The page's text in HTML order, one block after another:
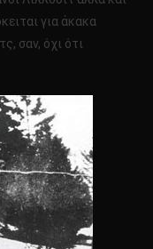
για άκακα
σαν, όχι ότι